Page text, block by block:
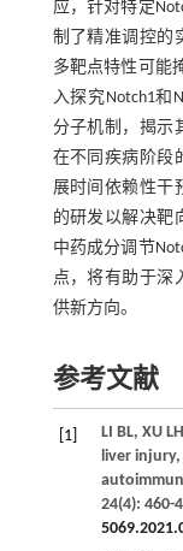
应，针对特定
制了精准调控的
多靶点特性可能
入探究Notch1和
分子机制，揭示
在不同疾病阶段
展时间依赖性干
的研发以解决靶
中药成分调节
点，将有助于深
供新方向。
参考文献
[1] LI BL, XU LH
liver
24(4): 460-